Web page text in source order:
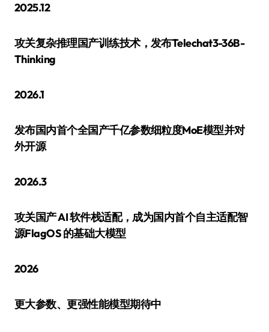
2025.12
攻关复杂推理国产训练技术，发布Telechat3-36B-
Thinking
2026.1
发布国内首个全国产千亿参数细粒度MoE模型并对
外开源
2026.3
攻关国产 AI 软件栈适配，成为国内首个自主适配智
源FlagOS 的基础大模型
2026
更大参数、更强性能模型期待中